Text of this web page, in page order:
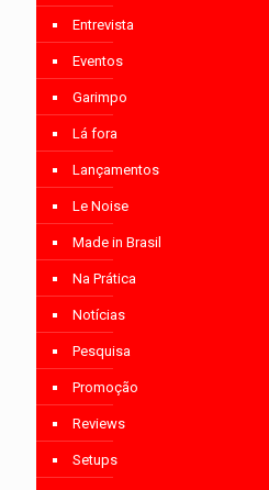
Entrevista
Eventos
Garimpo
Lá fora
Lançamentos
Le Noise
Made in Brasil
Na Prática
Notícias
Pesquisa
Promoção
Reviews
Setups